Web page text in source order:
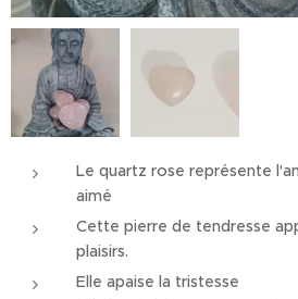
Le quartz rose représente
aimé
Cette pierre de tendresse
plaisirs.
Elle apaise la tristesse